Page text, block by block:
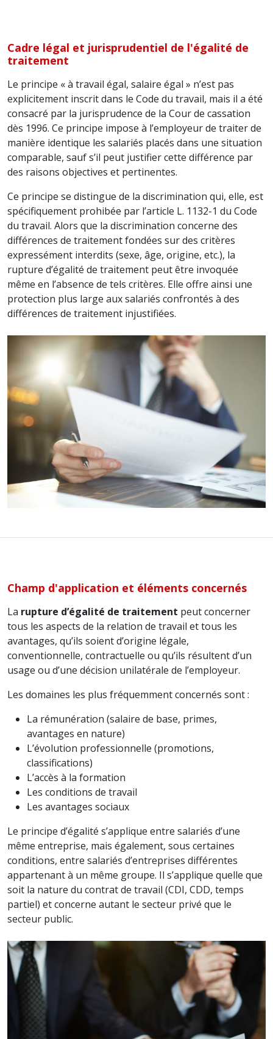
Cadre légal et jurisprudentiel de l'égalité de
traitement
Le principe « à travail égal, salaire égal » n’est pas
explicitement inscrit dans le Code du travail, mais il a été
consacré par la jurisprudence de la Cour de cassation
dès 1996. Ce principe impose à l’employeur de traiter de
manière identique les salariés placés dans une situation
comparable, sauf s’il peut justifier cette différence par
des raisons objectives et pertinentes.
Ce principe se distingue de la discrimination qui, elle, est
spécifiquement prohibée par l’article L. 1132-1 du Code
du travail. Alors que la discrimination concerne des
différences de traitement fondées sur des critères
expressément interdits (sexe, âge, origine, etc.), la
rupture d’égalité de traitement peut être invoquée
même en l’absence de tels critères. Elle offre ainsi une
protection plus large aux salariés confrontés à des
différences de traitement injustifiées.
Champ d'application et éléments concernés
La rupture d’égalité de traitement peut concerner
tous les aspects de la relation de travail et tous les
avantages, qu’ils soient d’origine légale,
conventionnelle, contractuelle ou qu’ils résultent d’un
usage ou d’une décision unilatérale de l’employeur.
Les domaines les plus fréquemment concernés sont :
La rémunération (salaire de base, primes,
avantages en nature)
L’évolution professionnelle (promotions,
classifications)
L’accès à la formation
Les conditions de travail
Les avantages sociaux
Le principe d’égalité s’applique entre salariés d’une
même entreprise, mais également, sous certaines
conditions, entre salariés d’entreprises différentes
appartenant à un même groupe. Il s’applique quelle que
soit la nature du contrat de travail (CDI, CDD, temps
partiel) et concerne autant le secteur privé que le
secteur public.